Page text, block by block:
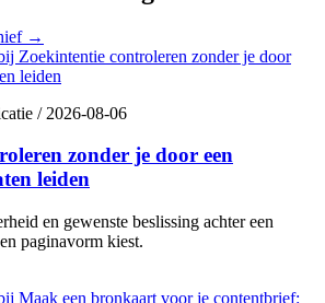
→
/2026-08-06
zonder je door een
leiden
en gewenste beslissing achter een
paginavorm kiest.